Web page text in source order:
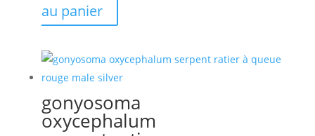
au panier
gonyosoma
oxycephalum